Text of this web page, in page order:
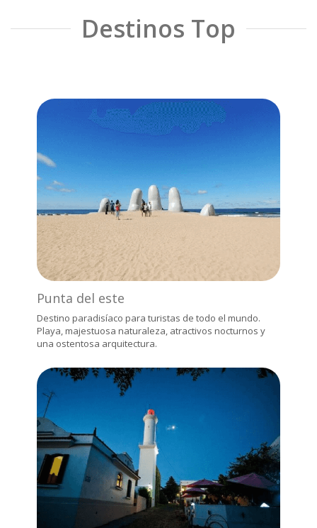
Destinos Top
Punta del este
Destino paradisíaco para turistas de todo el mundo.
Playa, majestuosa naturaleza, atractivos nocturnos y
una ostentosa arquitectura.